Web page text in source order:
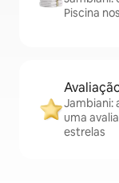
Piscina
Jambiani:
uma
estrelas